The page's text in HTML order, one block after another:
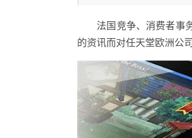
法国竞争、消费者事务
的资讯而对任天堂欧洲公